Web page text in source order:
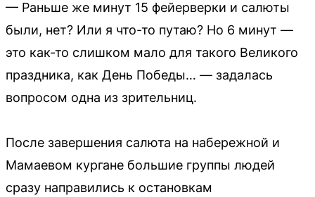
— Раньше же минут 15 фейерверки и салюты
были, нет? Или я что-то путаю? Но 6 минут —
это как-то слишком мало для такого Великого
праздника, как День Победы… — задалась
вопросом одна из зрительниц.
После завершения салюта на набережной и
Мамаевом кургане большие группы людей
сразу направились к остановкам